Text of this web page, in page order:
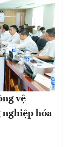
vệ
hóa